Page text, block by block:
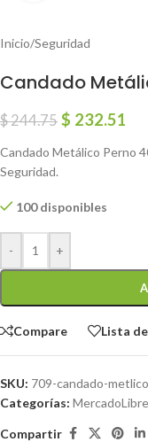
Inicio/Seguridad
Candado
$244.75 $ 232.51
Candado Metálico Perno
Seguridad.
100 disponibles
- +
Compare Lista
SKU: 709-candado-
Categorías:
Compartir